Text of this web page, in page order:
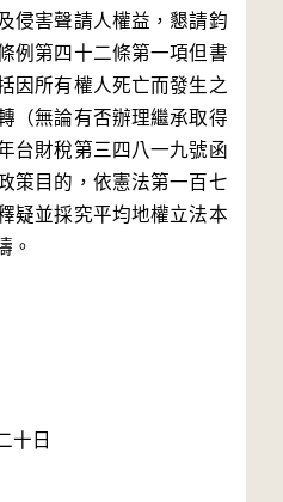
侵害聲請人權益，懇請鈞
例第四十二條第一項但書
因所有權人死亡而發生之
（無論有否辦理繼承取得
台財稅第三四八一九號函
策目的，依憲法第一百七
疑並採究平均地權立法本
。
十日